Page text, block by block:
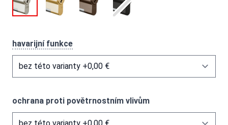
havarijní funkce
ochrana proti povětrnostním vlivům